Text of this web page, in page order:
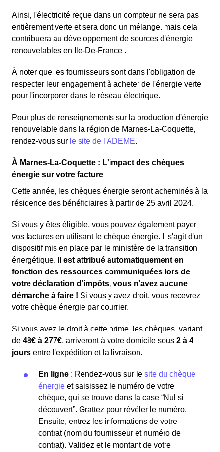
Ainsi, l'électricité reçue dans un compteur ne sera pas
entièrement verte et sera donc un mélange, mais cela
contribuera au développement de sources d'énergie
renouvelables en Ile-De-France .
À noter que les fournisseurs sont dans l'obligation de
respecter leur engagement à acheter de l'énergie verte
pour l'incorporer dans le réseau électrique.
Pour plus de renseignements sur la production d'énergie
renouvelable dans la région de Marnes-La-Coquette,
rendez-vous sur le site de l'ADEME.
À Marnes-La-Coquette : L'impact des chèques
énergie sur votre facture
Cette année, les chèques énergie seront acheminés à la
résidence des bénéficiaires à partir de 25 avril 2024.
Si vous y êtes éligible, vous pouvez également payer
vos factures en utilisant le chèque énergie. Il s'agit d'un
dispositif mis en place par le ministère de la transition
énergétique.
Il est attribué automatiquement en
fonction des ressources communiquées lors de
votre déclaration d'impôts, vous n'avez aucune
démarche à faire ! Si vous y avez droit, vous recevrez
votre chèque énergie par courrier.
Si vous avez le droit à cette prime, les chèques, variant
de 48€ à 277€, arriveront à votre domicile sous 2 à 4
jours entre l'expédition et la livraison.
En ligne : Rendez-vous sur le site du chèque
énergie et saisissez le numéro de votre
chèque, qui se trouve dans la case “Nul si
découvert”. Grattez pour révéler le numéro.
Ensuite, entrez les informations de votre
contrat (nom du fournisseur et numéro de
contrat). Validez et le montant de votre